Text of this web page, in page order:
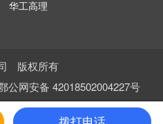
华工高理
版权所有
公网安备 42018502004227号
电话 在线咨询